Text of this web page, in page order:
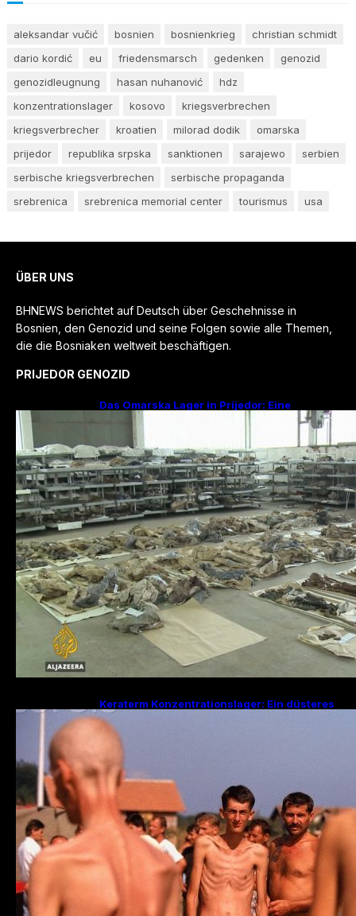
aleksandar vučić bosnien bosnienkrieg
christian schmidt
dario kordić
eu friedensmarsch gedenken
genozid
genozidleugnung
hasan nuhanović
hdz
konzentrationslager
kosovo
kriegsverbrechen
kriegsverbrecher
kroatien milorad dodik
omarska
prijedor
republika srpska sanktionen sarajewo
serbien
serbische kriegsverbrechen
serbische propaganda
srebrenica
srebrenica memorial center tourismus usa
ÜBER UNS
BHNEWS berichtet auf Deutsch über Geschehnisse in
Bosnien, den Genozid und seine Folgen sowie alle Themen,
die die Bosniaken weltweit beschäftigen.
PRIJEDOR GENOZID
Das Omarska Lager in Prijedor: Eine
Todesfabrik ohne Krieg
Keraterm Konzentrationslager: Ein düsteres
Kapitel des Bosnienkrieges und serbische
Kriegsverbrechen